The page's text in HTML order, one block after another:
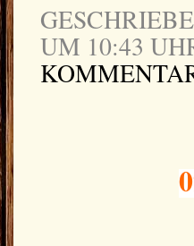
UM 10:43